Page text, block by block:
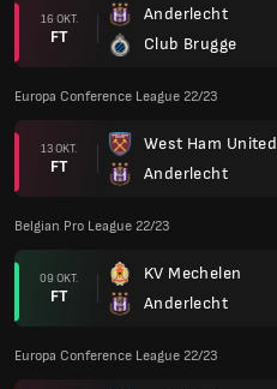
16 OKT.
FT
Anderlecht
Club Brugge
Europa Conference League 22/23
13 OKT.
FT
West Ham United
Anderlecht
Belgian Pro League 22/23
09 OKT.
FT
KV Mechelen
Anderlecht
Europa Conference League 22/23